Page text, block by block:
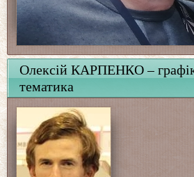
Олексій КАРПЕНКО –
тематика